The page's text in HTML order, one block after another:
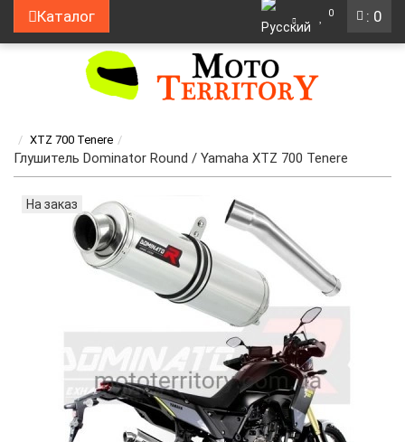
: 0
Каталог 0
XTZ 700 Tenere
Глушитель Dominator Round / Yamaha XTZ 700 Tenere
На заказ